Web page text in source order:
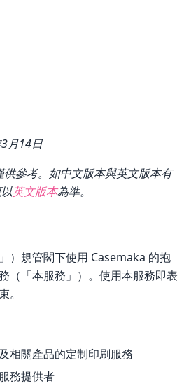
月14日
供參考。如中文版本與英文版本有
英文版本為準。
）規管閣下使用 Casemaka 的抱
（「本服務」）。使用本服務即表
。
相關產品的定制印刷服務
務提供者